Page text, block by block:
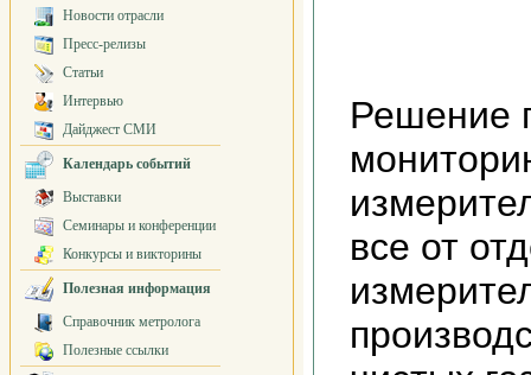
Новости отрасли
Пресс-релизы
Статьи
Интервью
Дайджест СМИ
Календарь событий
Выставки
Семинары и конференции
Конкурсы и викторины
Полезная информация
Справочник метролога
Полезные ссылки
Решение
все от